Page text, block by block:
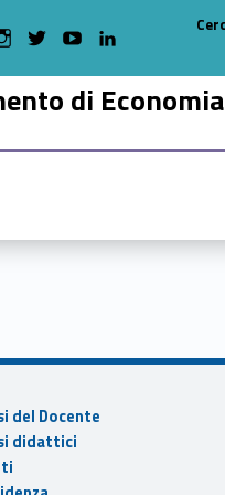
di Economia
menu-primary-49801-57
on Facebook
WebMan on Instagram
WebMan on TwitterWebMan on Youtube
del Docente
didattici